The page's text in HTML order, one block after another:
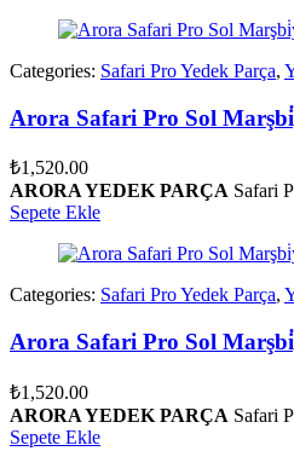
Categories: Safari Pro Yedek Parça,
Arora Safari Pro Sol
₺1,520.00
ARORA YEDEK PARÇA Safari
Sepete Ekle
Categories: Safari Pro Yedek Parça,
Arora Safari Pro Sol
₺1,520.00
ARORA YEDEK PARÇA Safari
Sepete Ekle